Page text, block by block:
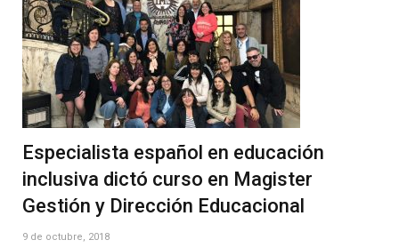
Especialista español en educación
inclusiva dictó curso en Magister
Gestión y Dirección Educacional
9 de octubre, 2018